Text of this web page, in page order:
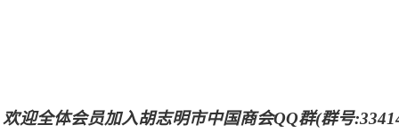
欢迎全体会员加入胡志明市中国商会QQ群(群号